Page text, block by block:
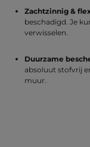
Zachtzinnig &
beschadigd. Je
verwisselen.
Duurzame
absoluut stofvrij
muur.